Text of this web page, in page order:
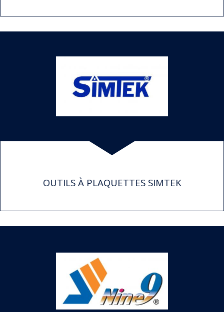
OUTILS À PLAQUETTES SIMTEK